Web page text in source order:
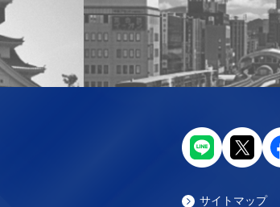
サイトマップ